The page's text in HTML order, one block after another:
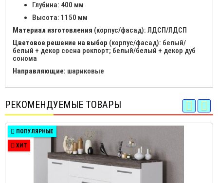
Глубина: 400 мм
Высота: 1150 мм
Материал изготовления (корпус/фасад): ЛДСП/ЛДСП
Цветовое решение на выбор (корпус/фасад): белый/
белый + декор сосна рокпорт; белый/белый + декор дуб
сонома
Направляющие: шариковые
РЕКОМЕНДУЕМЫЕ ТОВАРЫ
ПОПУЛЯРНЫЕ
ХИТ